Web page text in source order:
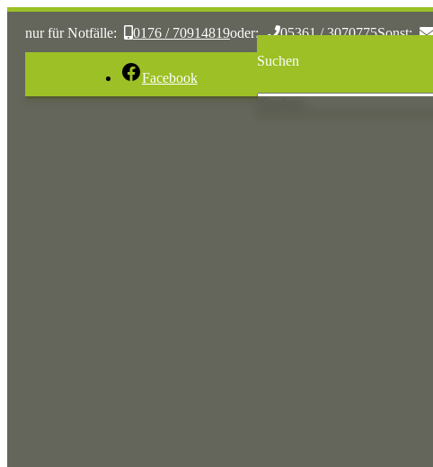
nur für Notfälle: 0176 / 70914819oder: 05361 / 3070775Sonst:
Facebook
Suchen